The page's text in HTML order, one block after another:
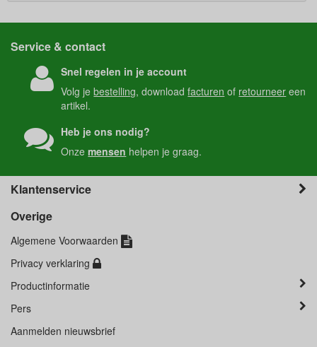
Service & contact
Snel regelen in je account
Volg jebestelling, downloadfacturen of retourneer een
artikel.
Heb je ons nodig?
Onzemensen helpen je graag.
Klantenservice
Overige
Algemene Voorwaarden
Privacy verklaring
Productinformatie
Pers
Aanmelden nieuwsbrief